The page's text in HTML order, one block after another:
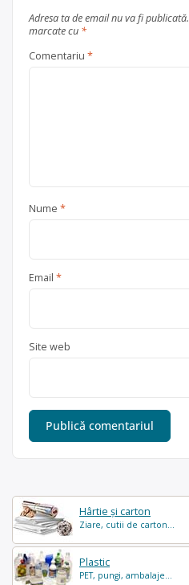
Hârtie și carton
Ziare, cutii de carton...
Plastic
PET, pungi, ambalaje...
Adresa ta de email nu va fi publicată.
marcate cu *
Comentariu *
Nume *
Email *
Site web